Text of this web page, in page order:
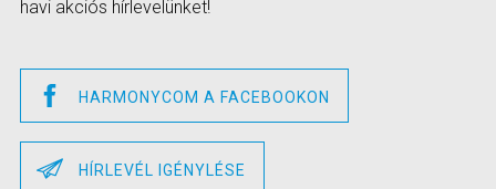
havi akciós hírlevelünket!
HARMONYCOM A FACEBOOKON
HÍRLEVÉL IGÉNYLÉSE